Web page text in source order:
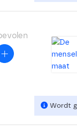
Wordt